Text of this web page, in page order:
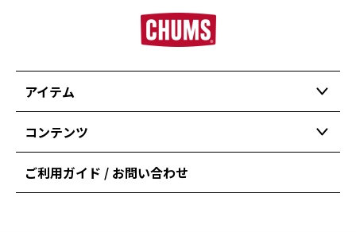
アイテム
コンテンツ
ご利用ガイド / お問い合わせ